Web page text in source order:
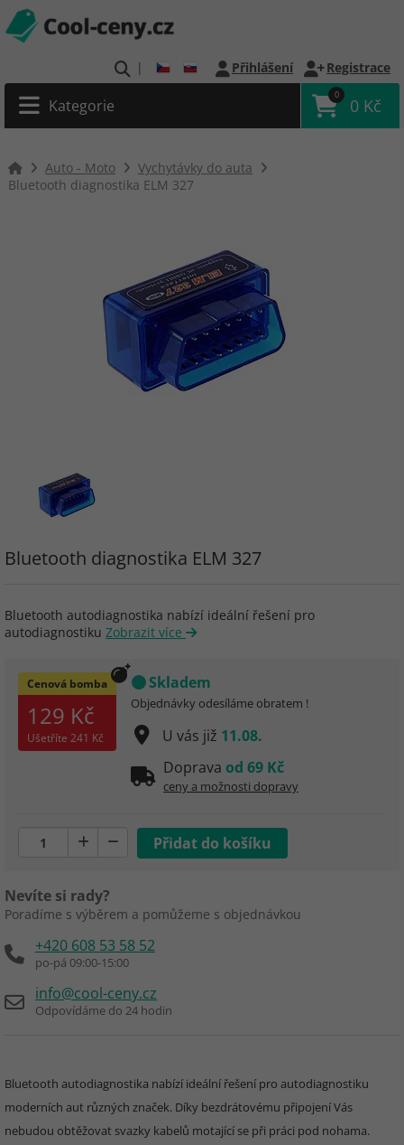
| Přihlášení Registrace
Kategorie
0
0 Kč
Auto - Moto
Vychytávky do auta
Bluetooth diagnostika ELM 327
Bluetooth diagnostika ELM 327
Bluetooth autodiagnostika nabízí ideální řešení pro
autodiagnostiku Zobrazit více
Cenová bomba
129 Kč
Ušetříte 241 Kč
Skladem
Objednávky odesíláme obratem !
U vás již 11.08.
Doprava od 69 Kč
ceny a možnosti dopravy
Nevíte si rady?
Poradíme s výběrem a pomůžeme s objednávkou
+420 608 53 58 52
po-pá 09:00-15:00
info@cool-ceny.cz
Odpovídáme do 24 hodin
Bluetooth autodiagnostika nabízí ideální řešení pro autodiagnostiku
moderních aut různých značek. Díky bezdrátovému připojení Vás
nebudou obtěžovat svazky kabelů motající se při práci pod nohama.